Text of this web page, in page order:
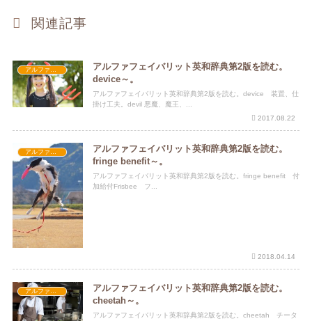
関連記事
アルファフェイバリット英和辞典第2版
アルファフェイバリット英和辞典第2版を読む。
device～。
アルファフェイバリット英和辞典第2版を読む。device 装置、仕
掛け工夫。devil 悪魔、魔王、...
2017.08.22
アルファフェイバリット英和辞典第2版
アルファフェイバリット英和辞典第2版を読む。
fringe benefit～。
アルファフェイバリット英和辞典第2版を読む。fringe benefit 付
加給付Frisbee フ...
2018.04.14
アルファフェイバリット英和辞典第2版
アルファフェイバリット英和辞典第2版を読む。
cheetah～。
アルファフェイバリット英和辞典第2版を読む。cheetah チータ